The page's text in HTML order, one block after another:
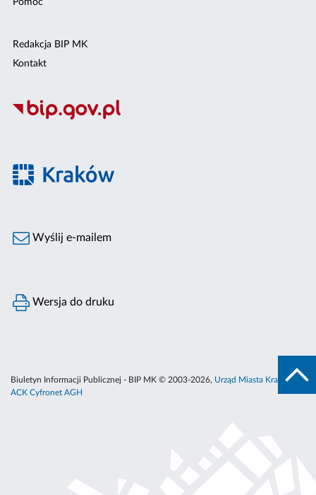
Pomoc
Redakcja BIP MK
Kontakt
Wyślij e-mailem
Wersja do druku
Biuletyn Informacji Publicznej - BIP MK © 2003-2026, Urząd Miasta Krakowa
ACK Cyfronet AGH